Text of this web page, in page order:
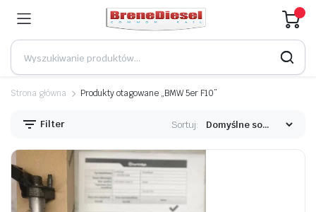
Strona główna Produkty otagowane „BMW 5er F10”
Filter Sortuj: